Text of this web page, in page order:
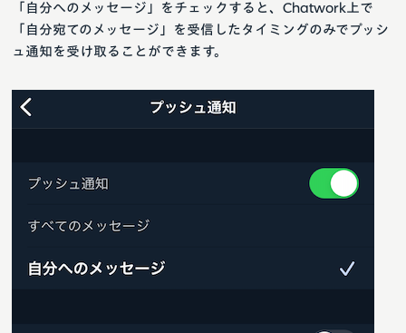
「自分へのメッセージ」をチェックすると、Chatwork上で
「自分宛てのメッセージ」を受信したタイミングのみでプッシ
ュ通知を受け取ることができます。